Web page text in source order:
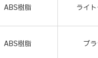
ABS樹脂 ライ
ABS樹脂 ブ